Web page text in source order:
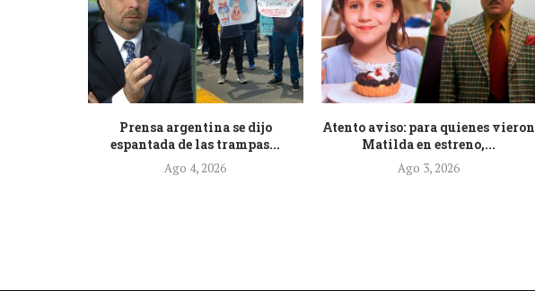
Prensa argentina se dijo
espantada de las trampas...
Ago 4, 2026
Atento aviso: para quienes vieron
Matilda en estreno,...
Ago 3, 2026